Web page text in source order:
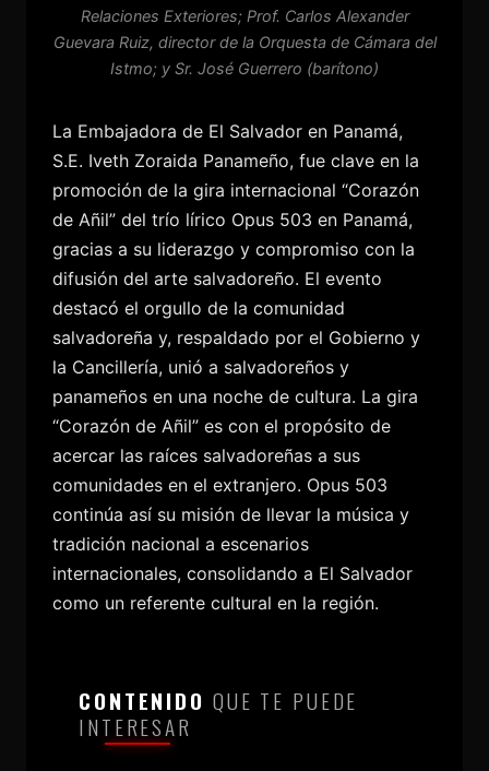
Relaciones Exteriores; Prof. Carlos Alexander
Guevara Ruiz, director de la Orquesta de Cámara del
Istmo; y Sr. José Guerrero (barítono)
La Embajadora de El Salvador en Panamá,
S.E. Iveth Zoraida Panameño, fue clave en la
promoción de la gira internacional “Corazón
de Añil” del trío lírico Opus 503 en Panamá,
gracias a su liderazgo y compromiso con la
difusión del arte salvadoreño. El evento
destacó el orgullo de la comunidad
salvadoreña y, respaldado por el Gobierno y
la Cancillería, unió a salvadoreños y
panameños en una noche de cultura. La gira
“Corazón de Añil” es con el propósito de
acercar las raíces salvadoreñas a sus
comunidades en el extranjero. Opus 503
continúa así su misión de llevar la música y
tradición nacional a escenarios
internacionales, consolidando a El Salvador
como un referente cultural en la región.
CONTENIDO QUE TE PUEDE
INTERESAR